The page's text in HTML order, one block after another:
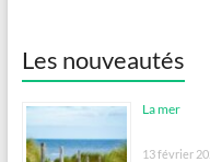
Les nouveautés
La mer
13 février